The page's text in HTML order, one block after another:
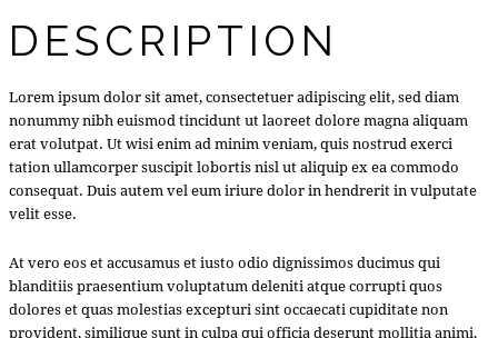
DESCRIPTION
Lorem ipsum dolor sit amet, consectetuer adipiscing elit, sed diam
nonummy nibh euismod tincidunt ut laoreet dolore magna aliquam
erat volutpat. Ut wisi enim ad minim veniam, quis nostrud exerci
tation ullamcorper suscipit lobortis nisl ut aliquip ex ea commodo
consequat. Duis autem vel eum iriure dolor in hendrerit in vulputate
velit esse.
At vero eos et accusamus et iusto odio dignissimos ducimus qui
blanditiis praesentium voluptatum deleniti atque corrupti quos
dolores et quas molestias excepturi sint occaecati cupiditate non
provident, similique sunt in culpa qui officia deserunt mollitia animi,